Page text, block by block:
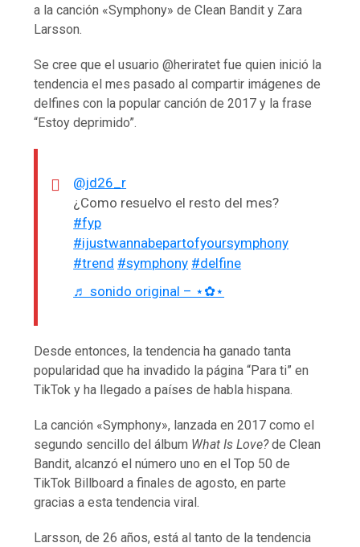
a la canción «Symphony» de Clean Bandit y Zara
Larsson.
Se cree que el usuario @heriratet fue quien inició la
tendencia el mes pasado al compartir imágenes de
delfines con la popular canción de 2017 y la frase
“Estoy deprimido”.
@jd26_r
¿Como resuelvo el resto del mes?
#fyp
#ijustwannabepartofyoursymphony
#trend #symphony #delfine
♬ sonido original – ⋆✿⋆
Desde entonces, la tendencia ha ganado tanta
popularidad que ha invadido la página “Para ti” en
TikTok y ha llegado a países de habla hispana.
La canción «Symphony», lanzada en 2017 como el
segundo sencillo del álbum What Is Love?de Clean
Bandit, alcanzó el número uno en el Top 50 de
TikTok Billboard a finales de agosto, en parte
gracias a esta tendencia viral.
Larsson, de 26 años, está al tanto de la tendencia